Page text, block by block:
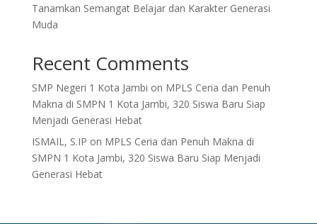
Tanamkan Semangat Belajar dan Karakter Generasi
Muda
Recent Comments
SMP Negeri 1 Kota Jambi on MPLS Ceria dan Penuh
Makna di SMPN 1 Kota Jambi, 320 Siswa Baru Siap
Menjadi Generasi Hebat
ISMAIL, S.IP on MPLS Ceria dan Penuh Makna di
SMPN 1 Kota Jambi, 320 Siswa Baru Siap Menjadi
Generasi Hebat